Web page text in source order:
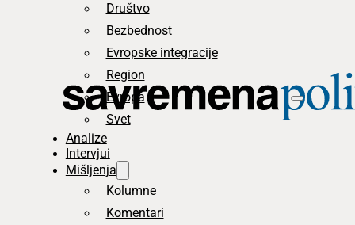
Društvo
Bezbednost
Evropske integracije
Region
Evropa
Svet
Analize
Intervjui
Mišljenja
Kolumne
Komentari